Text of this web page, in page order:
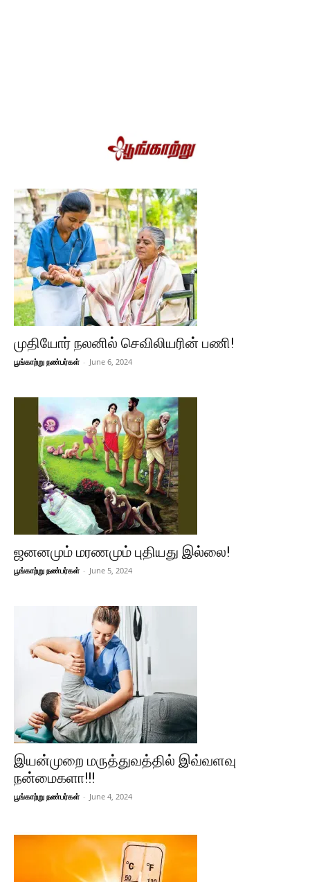
முதியோர் நலனில் செவிலியரின் பணி!
பூங்காற்று நண்பர்கள் - June 6, 2024
ஜனனமும் மரணமும் புதியது இல்லை!
பூங்காற்று நண்பர்கள் - June 5, 2024
இயன்முறை மருத்துவத்தில் இவ்வளவு
நன்மைகளா!!!
பூங்காற்று நண்பர்கள் - June 4, 2024